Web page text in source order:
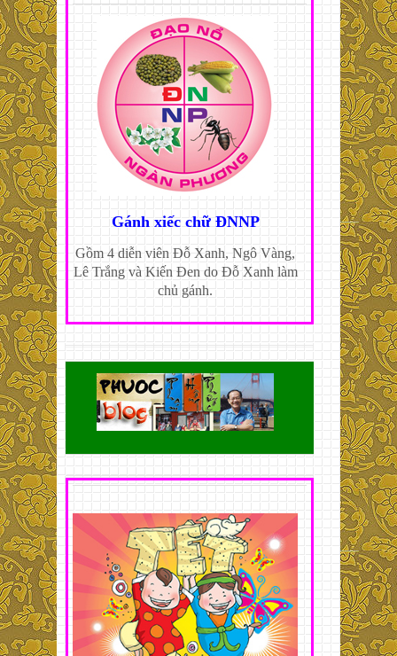
Gánh xiếc chữ ĐNNP
Gồm 4 diễn viên Đỗ Xanh, Ngô Vàng,
Lê Trắng và Kiến Đen do Đỗ Xanh làm
chủ gánh.